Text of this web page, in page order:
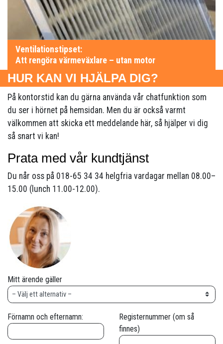
Ventilationstipset:
Att rengöra värmeväxlare – utan motor
HUR KAN VI HJÄLPA DIG?
På kontorstid kan du gärna använda vår chatfunktion som
du ser i hörnet på hemsidan. Men du är också varmt
välkommen att skicka ett meddelande här, så hjälper vi dig
så snart vi kan!
Prata med vår kundtjänst
Du når oss på 018-65 34 34 helgfria vardagar mellan 08.00–
15.00 (lunch 11.00-12.00).
Mitt ärende gäller
Förnamn och efternamn:
Registernummer (om så
finnes)